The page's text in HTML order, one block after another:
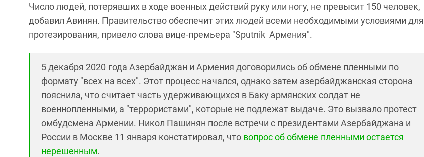
Число людей, потерявших в ходе военных действий руку или ногу, не превысит 150 человек,
добавил Авинян. Правительство обеспечит этих людей всеми необходимыми условиями для
протезирования, привело слова вице-премьера "Sputnik Армения".
5 декабря 2020 года Азербайджан и Армения договорились об обмене пленными по
формату "всех на всех". Этот процесс начался, однако затем азербайджанская сторона
пояснила, что считает часть удерживающихся в Баку армянских солдат не
военнопленными, а "террористами", которые не подлежат выдаче. Это вызвало протест
омбудсмена Армении. Никол Пашинян после встречи с президентами Азербайджана и
России в Москве 11 января констатировал, что вопрос об обмене пленными остается
нерешенным.